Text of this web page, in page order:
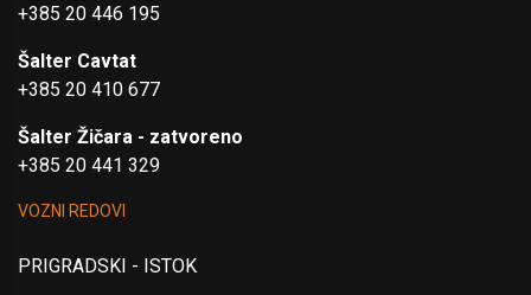
+385 20 446 195
Šalter Cavtat
+385 20 410 677
Šalter Žičara - zatvoreno
+385 20 441 329
VOZNI REDOVI
PRIGRADSKI - ISTOK